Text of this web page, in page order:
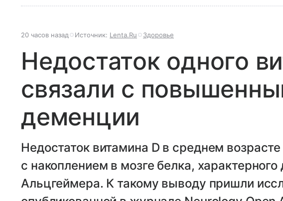
20 часов назад Источник: Lenta.Ru Здоровье
Недостаток одного
связали с
деменции
Недостаток витамина D в среднем
с накоплением в мозге белка, характерного
Альцгеймера. К такому выводу пришли